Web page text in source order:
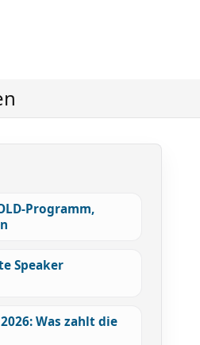
Programm,
Speaker
Was zahlt die